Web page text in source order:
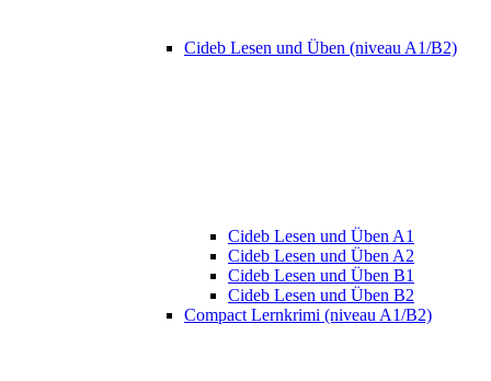
Cideb Lesen und Üben (niveau A1/B2)
Cideb Lesen und Üben A1
Cideb Lesen und Üben A2
Cideb Lesen und Üben B1
Cideb Lesen und Üben B2
Compact Lernkrimi (niveau A1/B2)